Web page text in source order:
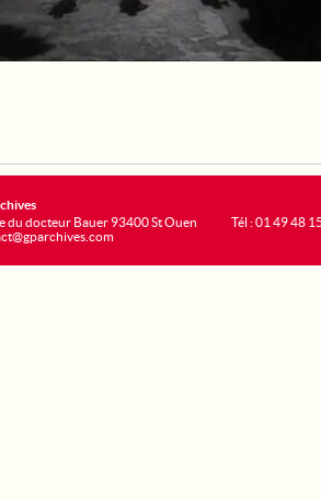
du docteur Bauer 93400 St Ouen
Tél : 01 49 48